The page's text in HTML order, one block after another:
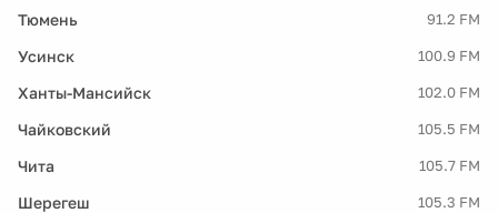
Тюмень 91.2 FM
Усинск 100.9 FM
Ханты-Мансийск 102.0 FM
Чайковский 105.5 FM
Чита 105.7 FM
Шерегеш 105.3 FM